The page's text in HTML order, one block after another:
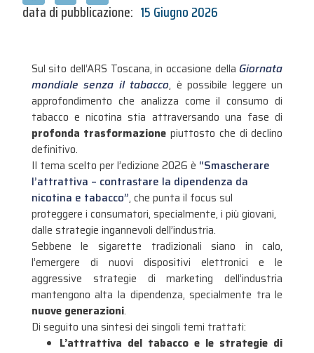
data di pubblicazione: 15 Giugno 2026
Sul sito dell’ARS Toscana, in occasione dellaGiornata
mondiale senza il tabacco, è possibile leggere un
approfondimento che analizza come il consumo di
tabacco e nicotina stia attraversando una fase di
profonda trasformazione piuttosto che di declino
definitivo.
Il tema scelto per l’edizione 2026 è “Smascherare
l’attrattiva – contrastare la dipendenza da
nicotina e tabacco”, che punta il focus sul
proteggere i consumatori, specialmente, i più giovani,
dalle strategie ingannevoli dell’industria.
Sebbene le sigarette tradizionali siano in calo,
l’emergere di nuovi dispositivi elettronici e le
aggressive strategie di marketing dell’industria
mantengono alta la dipendenza, specialmente tra le
nuove generazioni.
Di seguito una sintesi dei singoli temi trattati:
L’attrattiva del tabacco e le strategie di